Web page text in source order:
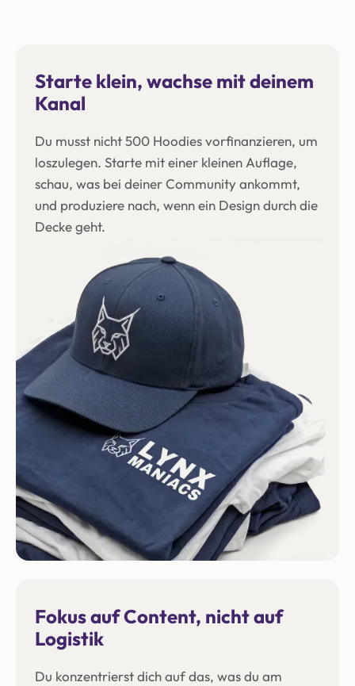
Starte klein, wachse mit deinem
Kanal
Du musst nicht 500 Hoodies vorfinanzieren, um
loszulegen. Starte mit einer kleinen Auflage,
schau, was bei deiner Community ankommt,
und produziere nach, wenn ein Design durch die
Decke geht.
Fokus auf Content, nicht auf
Logistik
Du konzentrierst dich auf das, was du am